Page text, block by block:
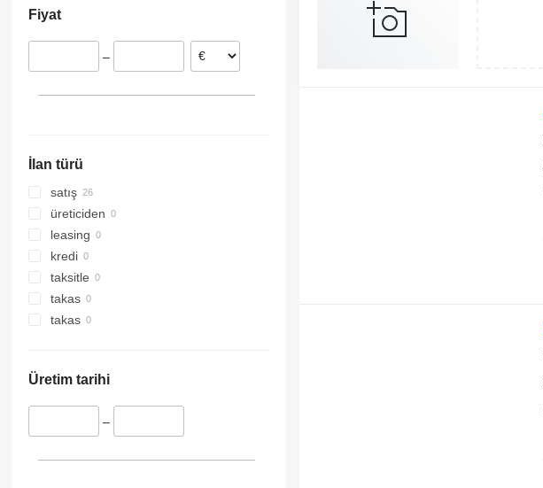
Fiyat
–
İlan türü
satış
üreticiden
leasing
kredi
taksitle
takas
takas
Üretim tarihi
–